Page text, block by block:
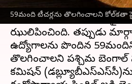
59మంది టీచర్లను తొలగించాలని కోల్‌కతా
అక్రమ పద్ధతిలో ప్రభుత్వ
కొలువులు సాధించిన వారిపై
ఝులిపించింది. తప్పుడు
ఉద్యోగాలను పొందిన
తొలగించాలని పశ్చిమ బెంగాల్
కమిషన్